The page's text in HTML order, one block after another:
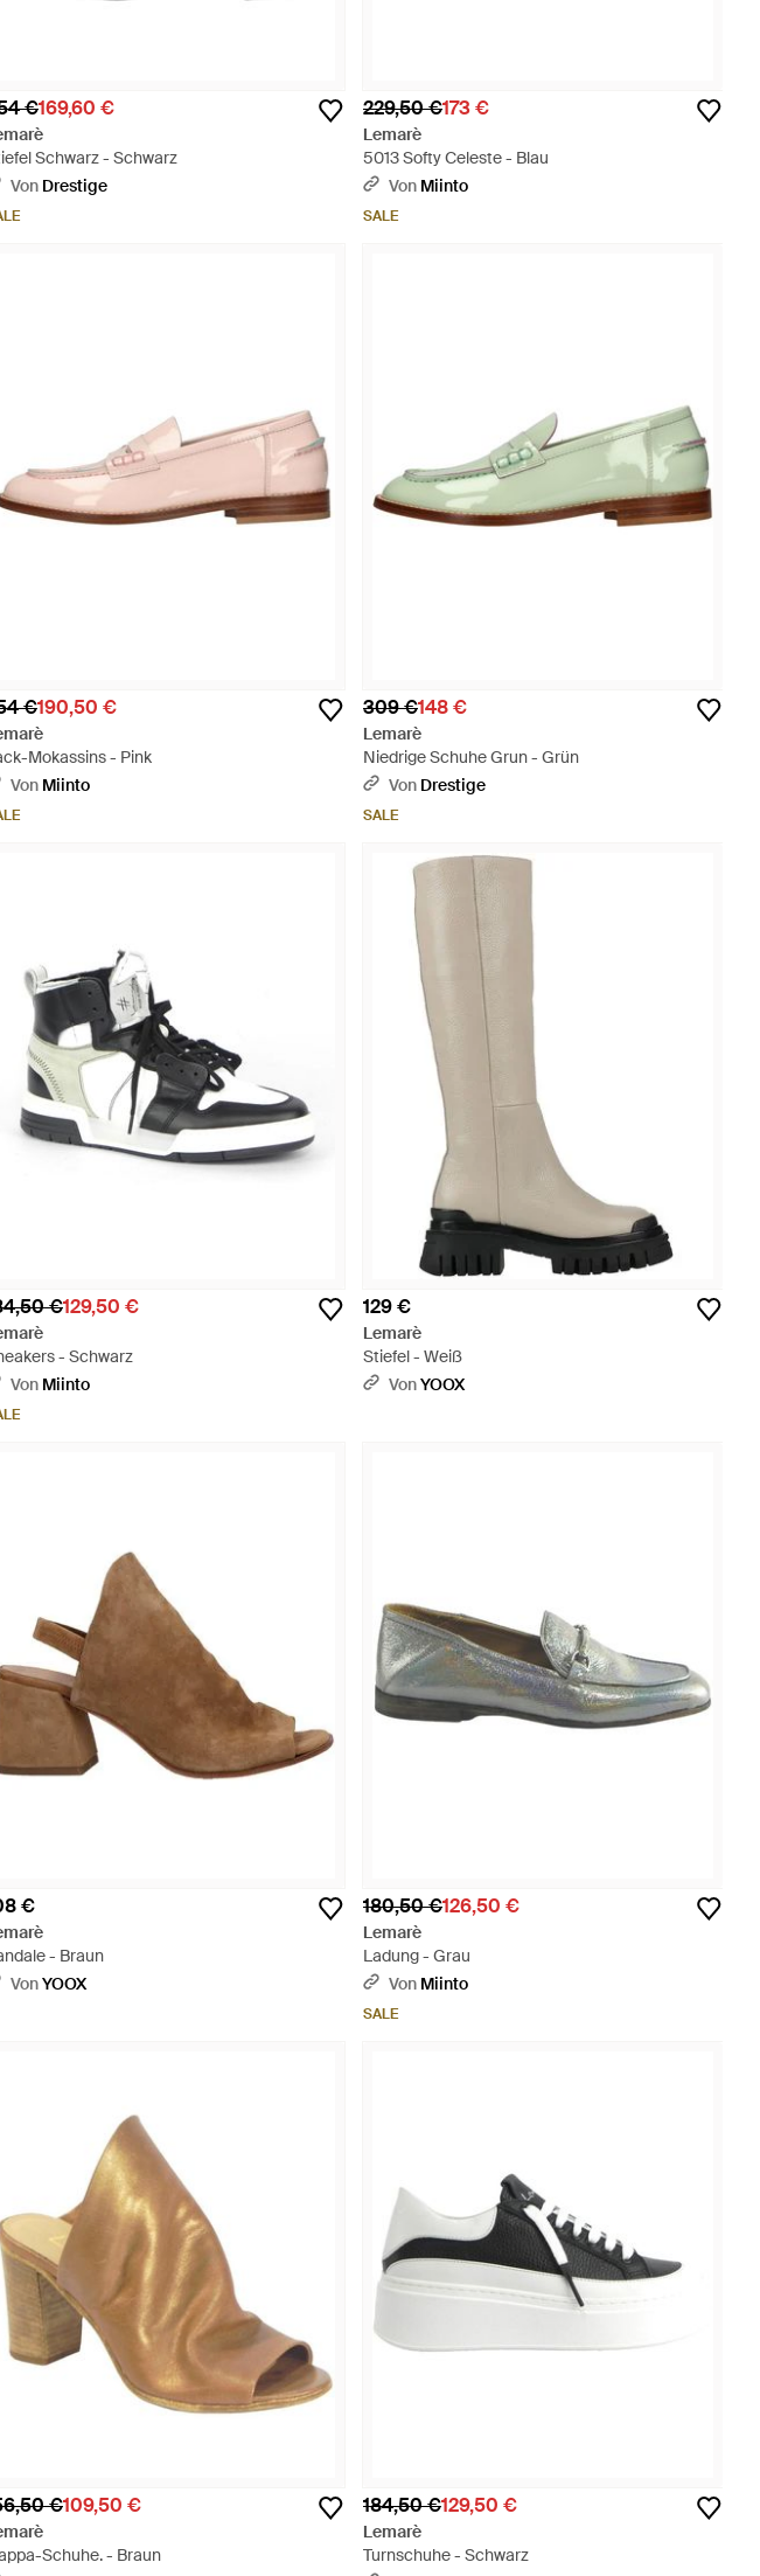
€169,60 €
Schwarz - Schwarz
Von Drestige
229,50 €173 €
Lemarè
5013 Softy Celeste - Blau
Von Miinto
SALE
€190,50 €
Mokassins - Pink
Von Miinto
309 €148 €
Lemarè
Niedrige Schuhe Grun - Grün
Von Drestige
SALE
€129,50 €
- Schwarz
Von Miinto
129 €
Lemarè
Stiefel - Weiß
VonYOOX
€
- Braun
VonYOOX
180,50 €126,50 €
Lemarè
Ladung - Grau
Von Miinto
SALE
€109,50 €
Schuhe. - Braun
184,50 €129,50 €
Lemarè
Turnschuhe - Schwarz